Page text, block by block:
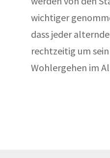
wichtiger
dass jeder
rechtzeitig um
Wohlergehen im